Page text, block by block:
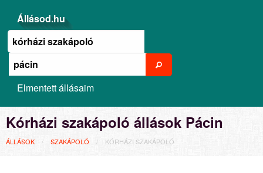
Állásod.hu
Elmentett állásaim
Kórházi szakápoló állások Pácin
ÁLLÁSOK SZAKÁPOLÓ KÓRHÁZI SZAKÁPOLÓ